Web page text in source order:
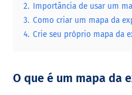
2. Importância de usar um
3. Como criar um mapa da
4. Crie seu próprio mapa da
O que é um mapa da